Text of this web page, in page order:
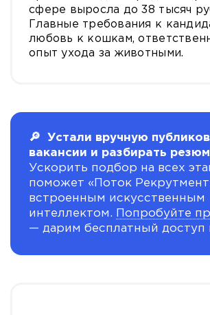
сфере выросла до 38 тысяч
Главные требования к
любовь к кошкам,
опыт ухода за животными.
🔎 Устали вручную
вакансии и разбирать
Ускорить подбор на всех
поможет «Поток
встроенным искусственным
интеллектом. Попробуйте
— дарим бесплатный доступ